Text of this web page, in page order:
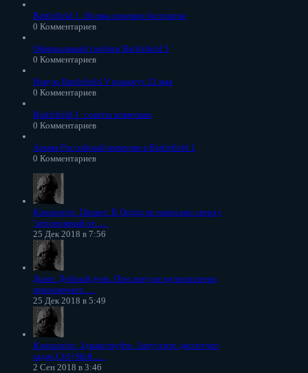
Battlefield 1: Волны перемен бесплатно
0 Комментариев
Официальный трейлер Battlefield 5
0 Комментариев
Новую Battlefield V покажут 23 мая
0 Комментариев
Battlefield 1: советы новичкам
0 Комментариев
Армия Российской империи в Battlefield 1
0 Комментариев
Konstantin: Привет. В Origin не написано сверху
"автономный ре......
25 Дек 2018 в 7:56
Дима: Добрый день. При запуске мультиплеера,
переключает......
25 Дек 2018 в 5:49
Konstantin: Здравствуйте. Запустите диспетчер
задач,Ctrl+Shift......
2 Сен 2018 в 3:46